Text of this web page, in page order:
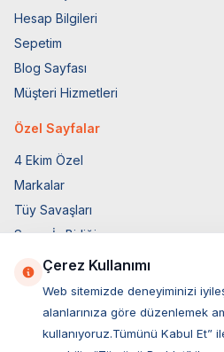
Hesap Bilgileri
Sepetim
Blog Sayfası
Müşteri Hizmetleri
Özel Sayfalar
4 Ekim Özel
Markalar
Tüy Savaşları
Socar İş Birliği
İyzico İş Birliği
Mobil Uygulama
Çerez Kullanımı
Web sitemizde deneyiminizi
alanlarınıza göre düzenlemek
kullanıyoruz.Tümünü Kabul Et”